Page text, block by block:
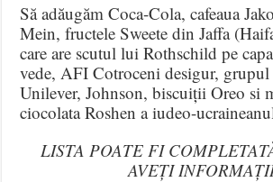
Să adăugăm Coca-Cola, cafeaua
Mein, fructele Sweete din Jaffa
care are scutul lui Rothschild pe
vede, AFI Cotroceni desigur, grupul
Unilever, Johnson, biscuiții Oreo si
ciocolata Roshen a iudeo-
LISTA POATE FI
AVEȚI